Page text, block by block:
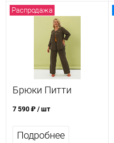
Распродажа
Брюки Питти
7 590 ₽/ шт
Подробнее